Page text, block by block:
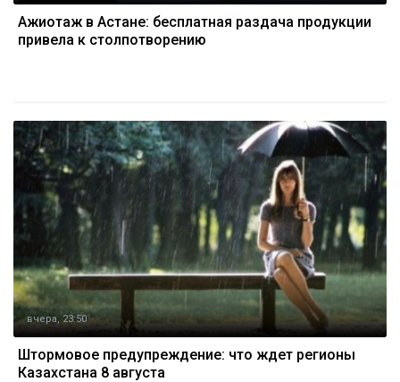
Ажиотаж в Астане: бесплатная раздача продукции
привела к столпотворению
вчера, 23:50
Штормовое предупреждение: что ждет регионы
Казахстана 8 августа